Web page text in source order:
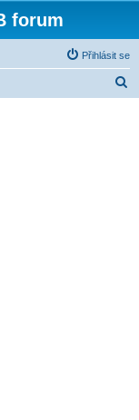
forum
Přihlásit se